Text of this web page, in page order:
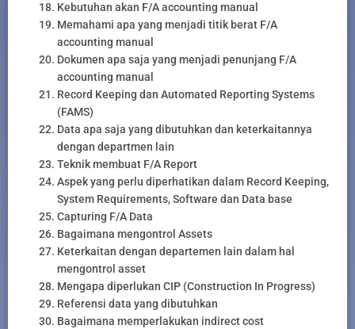
Kebutuhan akan F/A accounting manual
Memahami apa yang menjadi titik berat F/A
accounting manual
Dokumen apa saja yang menjadi penunjang F/A
accounting manual
Record Keeping dan Automated Reporting Systems
(FAMS)
Data apa saja yang dibutuhkan dan keterkaitannya
dengan departmen lain
Teknik membuat F/A Report
Aspek yang perlu diperhatikan dalam Record Keeping,
System Requirements, Software dan Data base
Capturing F/A Data
Bagaimana mengontrol Assets
Keterkaitan dengan departemen lain dalam hal
mengontrol asset
Mengapa diperlukan CIP (Construction In Progress)
Referensi data yang dibutuhkan
Bagaimana memperlakukan indirect cost